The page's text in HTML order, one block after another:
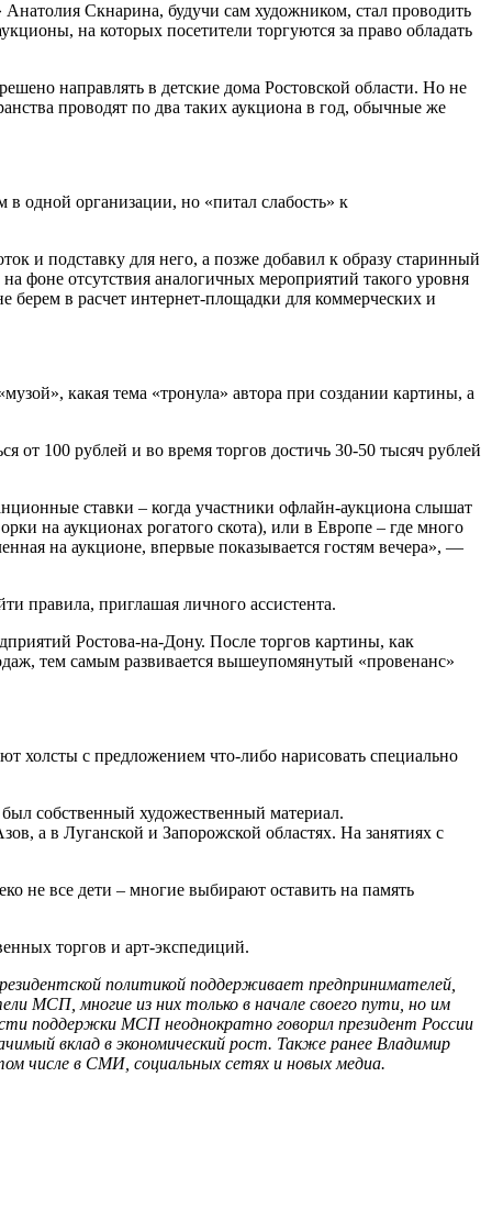
Скнарина, будучи сам художником, стал проводить
на которых посетители торгуются за право обладать
направлять в детские дома Ростовской области. Но не
проводят по два таких аукциона в год, обычные же
одной организации, но «питал слабость» к
и подставку для него, а позже добавил к образу старинный
фоне отсутствия аналогичных мероприятий такого уровня
берем в расчет интернет-площадки для коммерческих и
какая тема «тронула» автора при создании картины, а
100 рублей и во время торгов достичь 30-50 тысяч рублей
ставки – когда участники офлайн-аукциона слышат
на аукционах рогатого скота), или в Европе – где много
на аукционе, впервые показывается гостям вечера», —
правила, приглашая личного ассистента.
Ростова-на-Дону. После торгов картины, как
тем самым развивается вышеупомянутый «провенанс»
холсты с предложением что-либо нарисовать специально
собственный художественный материал.
а в Луганской и Запорожской областях. На занятиях с
не все дети – многие выбирают оставить на память
торгов и арт-экспедиций.
политикой поддерживает предпринимателей,
МСП, многие из них только в начале своего пути, но им
поддержки МСП неоднократно говорил президент России
вклад в экономический рост. Также ранее Владимир
числе в СМИ, социальных сетях и новых медиа.